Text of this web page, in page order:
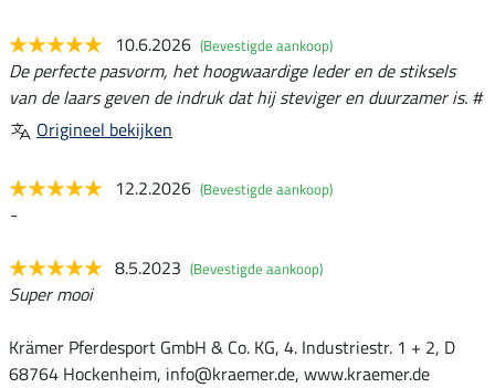
10.6.2026 (Bevestigde aankoop)
De perfecte pasvorm, het hoogwaardige leder en de stiksels
van de laars geven de indruk dat hij steviger en duurzamer is. #
Origineel bekijken
12.2.2026 (Bevestigde aankoop)
-
8.5.2023 (Bevestigde aankoop)
Super mooi
Krämer Pferdesport GmbH & Co. KG, 4. Industriestr. 1 + 2, D
68764 Hockenheim, info@kraemer.de, www.kraemer.de